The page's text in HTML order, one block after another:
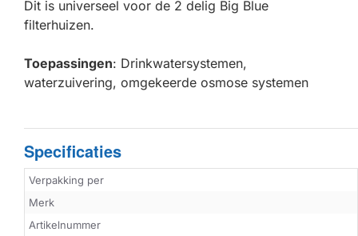
Dit is universeel voor de 2 delig Big Blue
filterhuizen.
Toepassingen: Drinkwatersystemen,
waterzuivering, omgekeerde osmose systemen
Specificaties
Verpakking per
Merk
Artikelnummer